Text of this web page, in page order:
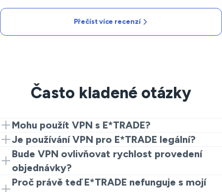
Přečíst více recenzí
Často kladené otázky
Mohu použít VPN s E*TRADE?
Ano. Nainstalujte VeePN, připojte se k stabilnímu
blízkému serveru a pak otevřete stránku nebo aplikaci.
Mnoho obchodníků zjistilo, že VPN pro E*TRADE
pomáhá udržet připojení a kotace stabilní na sdílené
Wi-Fi.
Je používání VPN pro E*TRADE legální?
V mnoha zemích je používání VPN pro E*TRADE
povoleno a chrání soukromí na veřejných sítích. Znáte
pravidla, která na vás platí, a dodržujte podmínky
E*TRADE.
Bude VPN ovlivňovat rychlost provedení
objednávky?
VPN nezaručuje rychlejší obchody. Může poskytnout
Proč právě teď E*TRADE nefunguje s mojí